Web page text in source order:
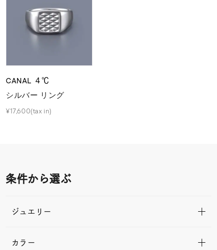
CANAL ４℃
シルバー リング
¥17,600(tax in)
条件から選ぶ
ジュエリー
カラー